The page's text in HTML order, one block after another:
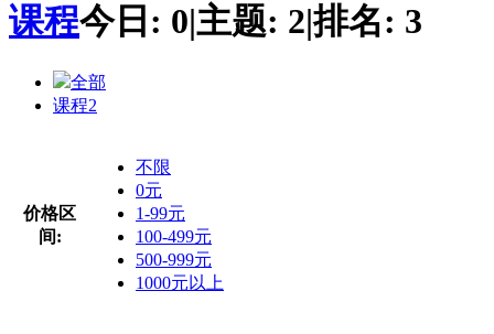
课程今日: 0|主题: 2|排名: 3
全部
课程2
价格区
间:
不限
0元
1-99元
100-499元
500-999元
1000元以上